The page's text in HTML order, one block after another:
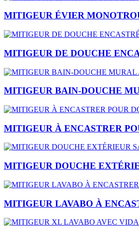
MITIGEUR ÉVIER
MITIGEUR DE DOUCHE
MITIGEUR BAIN-DOUCHE
MITIGEUR À ENCASTRER
MITIGEUR DOUCHE
MITIGEUR LAVABO À